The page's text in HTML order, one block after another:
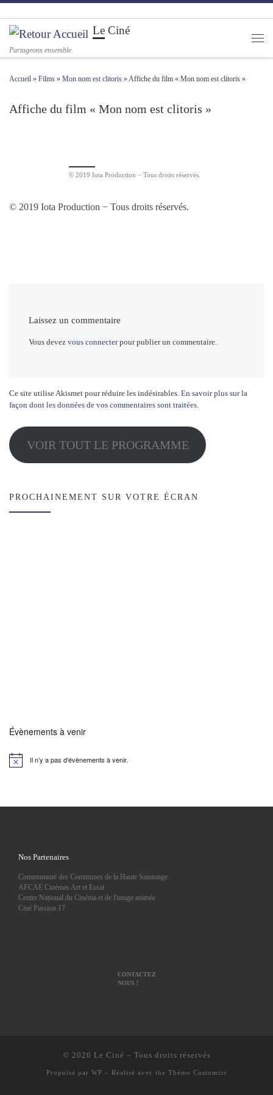
Passer au contenu
Le Ciné
Partageons ensemble
Accueil » Films » Mon nom est clitoris » Affiche du film « Mon nom est clitoris »
Affiche du film « Mon nom est clitoris »
© 2019 Iota Production − Tous droits réservés.
© 2019 Iota Production − Tous droits réservés.
Laissez un commentaire
Vous devezvous connecterpour publier un commentaire.
Ce site utilise Akismet pour réduire les indésirables. En savoir plus sur la
façon dont les données de vos commentaires sont traitées
VOIR TOUT LE PROGRAMME
PROCHAINEMENT SUR VOTRE ÉCRAN
Évènements à venir
e
Il n’y a pas d’évènements à venir.
Nos Partenaires
Communauté des Communes de la Haute Saintonge
AFCAE Cinémas Art et Essai
Centre Național du Cinéma et de l'image animée
Ciné Passion 17
CONTACTEZ
NOUS !
© 2026 Le Ciné – Tous droits réservés
Propulsé par WP – Réalisé avec the Thème Customizr